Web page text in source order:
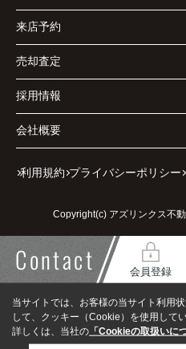
来店予約
売却査定
採用情報
会社概要
利用規約 プライバシーポリシー
Copyright(c) アズリンクス不
Contact 会員登録
当サイトでは、お客様の当サイト利用
して、クッキー（Cookie）を使用してい
詳しくは、当社の 「Cookieの取扱いに